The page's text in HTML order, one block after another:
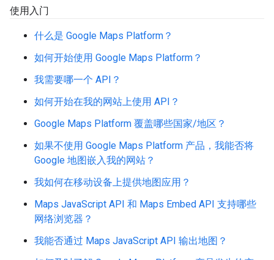
使用入门
什么是 Google Maps Platform？
如何开始使用 Google Maps Platform？
我需要哪一个 API？
如何开始在我的网站上使用 API？
Google Maps Platform 覆盖哪些国家/地区？
如果不使用 Google Maps Platform 产品，我能否将
Google 地图嵌入我的网站？
我如何在移动设备上提供地图应用？
Maps JavaScript API 和 Maps Embed API 支持哪些
网络浏览器？
我能否通过 Maps JavaScript API 输出地图？